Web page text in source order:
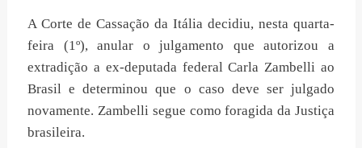
A Corte de Cassação da Itália decidiu, nesta quarta-
feira (1º), anular o julgamento que autorizou a
extradição a ex-deputada federal Carla Zambelli ao
Brasil e determinou que o caso deve ser julgado
novamente. Zambelli segue como foragida da Justiça
brasileira.